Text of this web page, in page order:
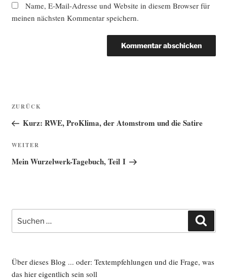
Name, E-Mail-Adresse und Website in diesem Browser für
meinen nächsten Kommentar speichern.
Beitragsnavigation
Vorheriger
Beitrag
ZURÜCK
Kurz: RWE, ProKlima, der Atomstrom und die Satire
Nächster
Beitrag
WEITER
Mein Wurzelwerk-Tagebuch, Teil I
nach:
Über dieses Blog ... oder: Textempfehlungen und die Frage, was
das hier eigentlich sein soll